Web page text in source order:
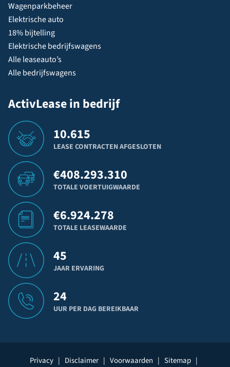
Wagenparkbeheer
Elektrische auto
18% bijtelling
Elektrische bedrijfswagens
Alle leaseauto’s
Alle bedrijfswagens
ActivLease in bedrijf
10.615
LEASE CONTRACTEN AFGESLOTEN
€408.293.310
TOTALE VOERTUIGWAARDE
€6.924.278
TOTALE LEASEWAARDE
45
JAAR ERVARING
24
UUR PER DAG BEREIKBAAR
Privacy | Disclaimer | Voorwaarden | Sitemap |